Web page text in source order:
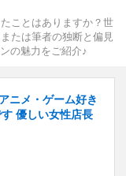
ことはありますか？世
たは筆者の独断と偏見
の魅力をご紹介♪
ニメ・ゲーム好き
優しい女性店長